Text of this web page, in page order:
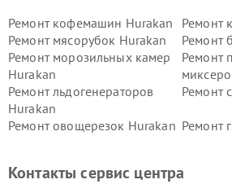
Ремонт кофемашин Hurakan
Ремонт
Ремонт мясорубок Hurakan
Ремонт
Ремонт морозильных камер
Hurakan
Ремонт
Ремонт льдогенераторов
Hurakan
Ремонт
Ремонт овощерезок Hurakan Ремонт
Hurakan
Контакты сервис центра